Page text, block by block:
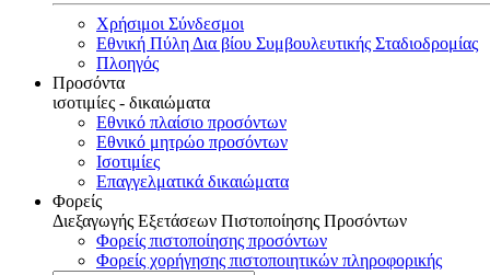
Χρήσιμοι Σύνδεσμοι
Εθνική Πύλη Δια βίου Συμβουλευτικής Σταδιοδρομίας
Πλοηγός
Προσόντα
ισοτιμίες - δικαιώματα
Εθνικό πλαίσιο προσόντων
Εθνικό μητρώο προσόντων
Ισοτιμίες
Επαγγελματικά δικαιώματα
Φορείς
Διεξαγωγής Εξετάσεων Πιστοποίησης Προσόντων
Φορείς πιστοποίησης προσόντων
Φορείς χορήγησης πιστοποιητικών πληροφορικής